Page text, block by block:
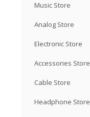
Music Store
Analog Store
Electronic Store
Accessories Store
Cable Store
Headphone Store